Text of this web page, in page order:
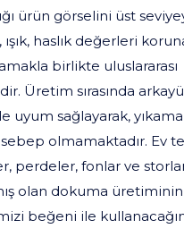
ürün görselini üst
haslık değerleri
birlikte uluslararası
Üretim sırasında
sağlayarak, yıkama
olmamaktadır. Ev
perdeler, fonlar ve
olan dokuma üretiminin
beğeni ile